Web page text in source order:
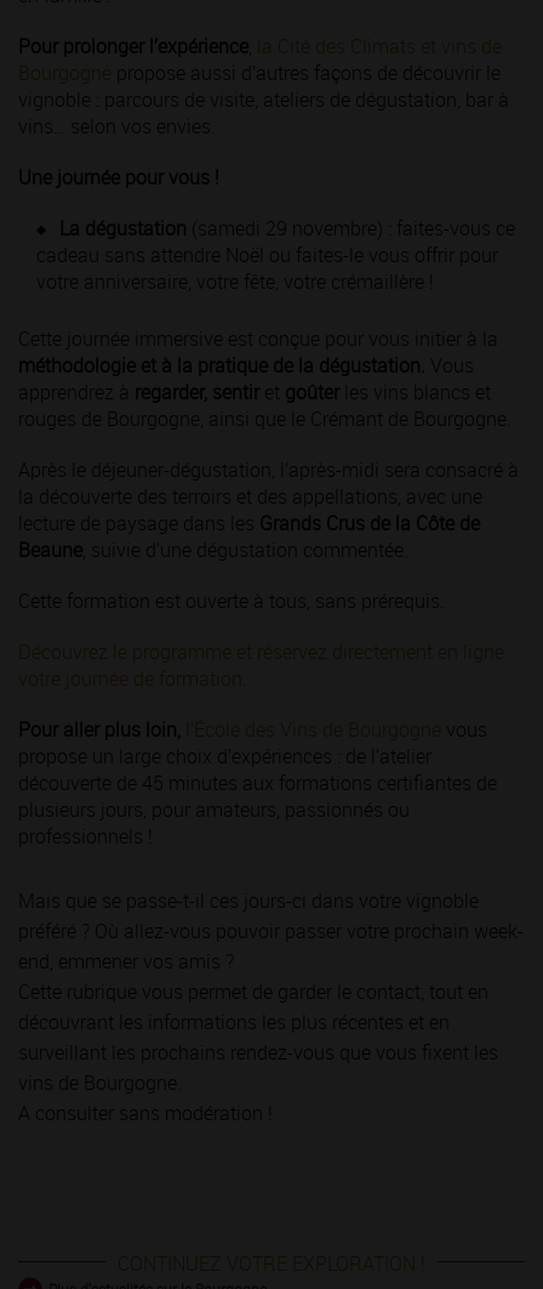
Mais que se passe-t-il ces jours-ci dans votre vignoble
préféré ? Où allez-vous pouvoir passer votre prochain week-
end, emmener vos amis ?
Cette rubrique vous permet de garder le contact, tout en
découvrant les informations les plus récentes et en
surveillant les prochains rendez-vous que vous fixent les
vins de Bourgogne.
A consulter sans modération !
CONTINUEZ VOTRE EXPLORATION !
Pour prolonger l’expérience
la Cité des Climats et vins de
Bourgogne propose aussi d’autres façons de découvrir le
vignoble : parcours de visite, ateliers de dégustation, bar à
vins… selon vos envies.
Une journée pour vous !
La dégustation (samedi 29 novembre) : faites-vous ce
cadeau sans attendre Noël ou faites-le vous offrir pour
votre anniversaire, votre fête, votre crémaillère !
Cette journée immersive est conçue pour vous initier à la
méthodologie et à la pratique de la dégustation. Vous
apprendrez à regarder, sentir et goûter les vins blancs et
rouges de Bourgogne, ainsi que le Crémant de Bourgogne.
Après le déjeuner-dégustation, l’après-midi sera consacré à
la découverte des terroirs et des appellations, avec une
lecture de paysage dans les Grands Crus de la Côte de
Beaune , suivie d’une dégustation commentée.
Cette formation est ouverte à tous, sans prérequis.
Découvrez le programme et réservez directement en ligne
votre journée de formation.
Pour aller plus loin,
l’École des Vins de Bourgogne vous
propose un large choix d’expériences : de l’atelier
découverte de 45 minutes aux formations certifiantes de
plusieurs jours, pour amateurs, passionnés ou
professionnels !